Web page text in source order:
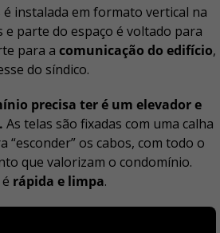
é instalada em formato vertical na
parte do espaço é voltado para
para a comunicação do edifício,
do síndico.
precisa ter é um elevador e
As telas são fixadas com uma calha
“esconder” os cabos, com todo o
que valorizam o condomínio.
é rápida e limpa.